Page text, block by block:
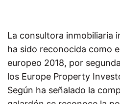
La consultora inmobiliaria
ha sido reconocida como
europeo 2018, por
los Europe Property
Según ha señalado la